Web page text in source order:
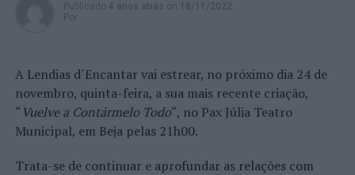
Publicado 4 anos atrás on 18/11/2022
Por
A Lendias d´Encantar vai estrear, no próximo dia 24 de
novembro, quinta-feira, a sua mais recente criação,
“ Vuelve a Contármelo Todo“, no Pax Júlia Teatro
Municipal, em Beja pelas 21h00.
Trata-se de continuar e aprofundar as relações com